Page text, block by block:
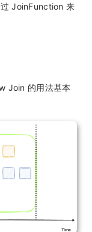
JoinFunction 来
Join 的用法基本